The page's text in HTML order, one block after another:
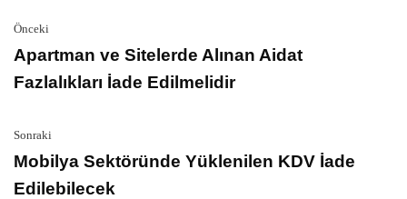
Önceki
Apartman ve Sitelerde Alınan Aidat
Fazlalıkları İade Edilmelidir
Sonraki
Mobilya Sektöründe Yüklenilen KDV İade
Edilebilecek